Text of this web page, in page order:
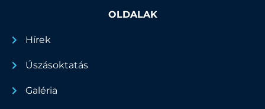
OLDALAK
Hírek
Úszásoktatás
Galéria